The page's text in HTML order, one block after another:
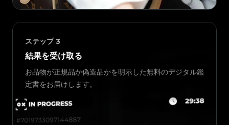
ステップ 3
結果を受け取る
お品物が正規品か偽造品かを明示した無料のデジタル鑑
定書をお届けします。